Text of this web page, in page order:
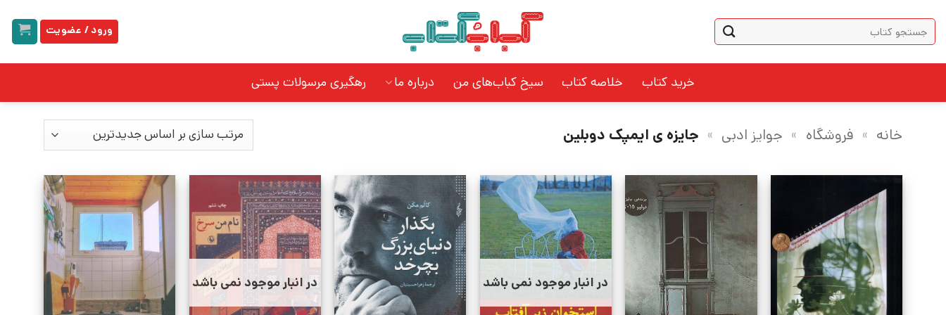
content
جستجو
برای:
ورود / عضویت
خرید کتاب خلاصه کتاب سیخ کباب‌های من درباره ما رهگیری مرسولات پستی
خانه » فروشگاه » جوایز ادبی » جایزه ی ایمپک دوبلین
در انبار موجود نمی باشد در انبار موجود نمی باشد